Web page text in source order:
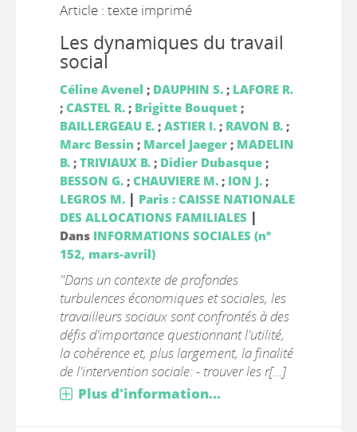
Article : texte imprimé
Les dynamiques du travail
social
Céline Avenel ; DAUPHIN S.; LAFORE R.
; CASTEL R.; Brigitte Bouquet;
BAILLERGEAU E.; ASTIER I.; RAVON B.;
Marc Bessin ; Marcel Jaeger; MADELIN
B.; TRIVIAUX B.; Didier Dubasque;
BESSON G.; CHAUVIERE M.; ION J.;
LEGROS M. | Paris : CAISSE NATIONALE
DES ALLOCATIONS FAMILIALES |
Dans INFORMATIONS SOCIALES (n°
152, mars-avril)
"Dans un contexte de profondes
turbulences économiques et sociales, les
travailleurs sociaux sont confrontés à des
défis d'importance questionnant l'utilité,
la cohérence et, plus largement, la finalité
de l'intervention sociale: - trouver les r[...]
Plus d'information...